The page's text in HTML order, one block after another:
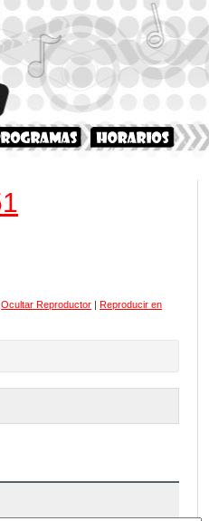
Ocultar Reproductor |Reproducir en